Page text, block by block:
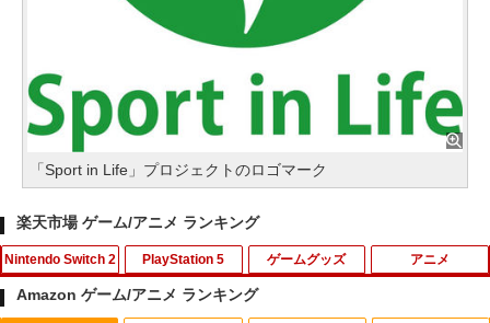
「Sport in Life」プロジェクトのロゴマーク
楽天市場 ゲーム/アニメ ランキング
Nintendo Switch 2 PlayStation 5 ゲームグッズ アニメ
Amazon ゲーム/アニメ ランキング